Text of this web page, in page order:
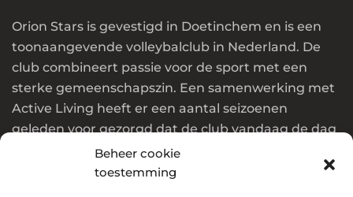
Beheer cookie
toestemming
Orion Stars is gevestigd in Doetinchem en is een
toonaangevende volleybalclub in Nederland. De
club combineert passie voor de sport met een
sterke gemeenschapszin. Een samenwerking met
Active Living heeft er een aantal seizoenen
geleden voor gezorgd dat de club vandaag de dag
in de top van Nederland en Europa speelt.